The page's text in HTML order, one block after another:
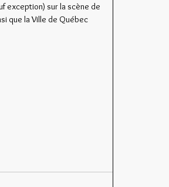
exception) sur la scène de
que la Ville de Québec